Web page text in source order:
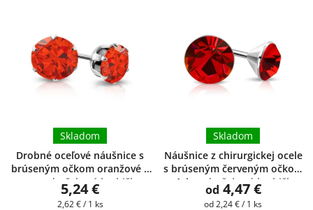
Drobné oceľové náušnice s
brúseným očkom oranžové 3
+ darčeková krabička
zadarmo
Skladom
5,24 €
Jednotková
2,62 € / 1 ks
Náušnice z chirurgickej ocele
s brúseným červeným očkom
- Aria
+ darčeková krabička
zadarmo
Skladom
od 4,47 €
Jednotková
od 2,24 € / 1 ks